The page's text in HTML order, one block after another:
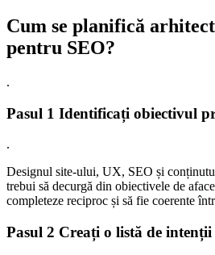
Cum se planifică
pentru SEO?
.
Pasul 1 Identificați obiectivul
.
Designul site-ului, UX, SEO și
trebui să decurgă din obiectivele de
completeze reciproc și să fie coerente
Pasul 2 Creați o listă de